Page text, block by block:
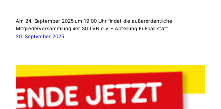
Am 24. September 2025 um 19:00 Uhr findet die außerordentliche
Mitgliederversammlung der SG LVB e.V. – Abteilung Fußball statt.
20. September 2025